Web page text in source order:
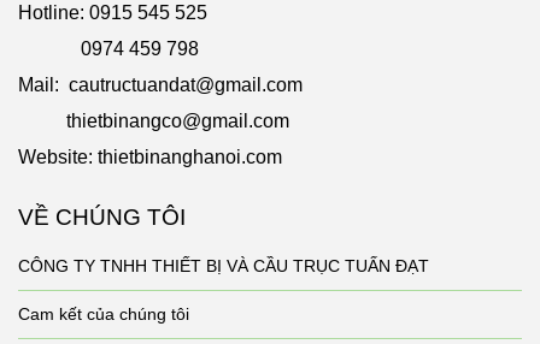
Hotline: 0915 545 525
0974 459 798
Mail: cautructuandat@gmail.com
thietbinangco@gmail.com
Website: thietbinanghanoi.com
VỀ CHÚNG TÔI
CÔNG TY TNHH THIẾT BỊ VÀ CẦU TRỤC TUẤN ĐẠT
Cam kết của chúng tôi